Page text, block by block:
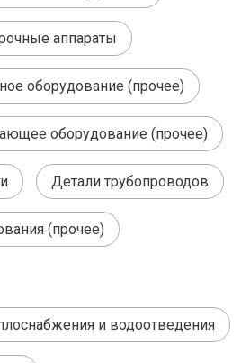
аппараты
оборудование (прочее)
оборудование (прочее)
Детали трубопроводов
(прочее)
и водоотведения